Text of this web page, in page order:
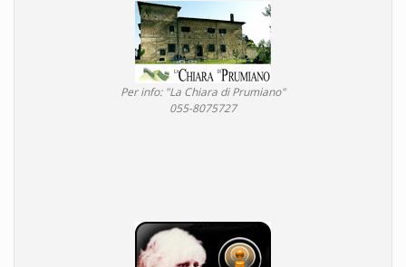
Per info: "La Chiara di Prumiano"
055-8075727